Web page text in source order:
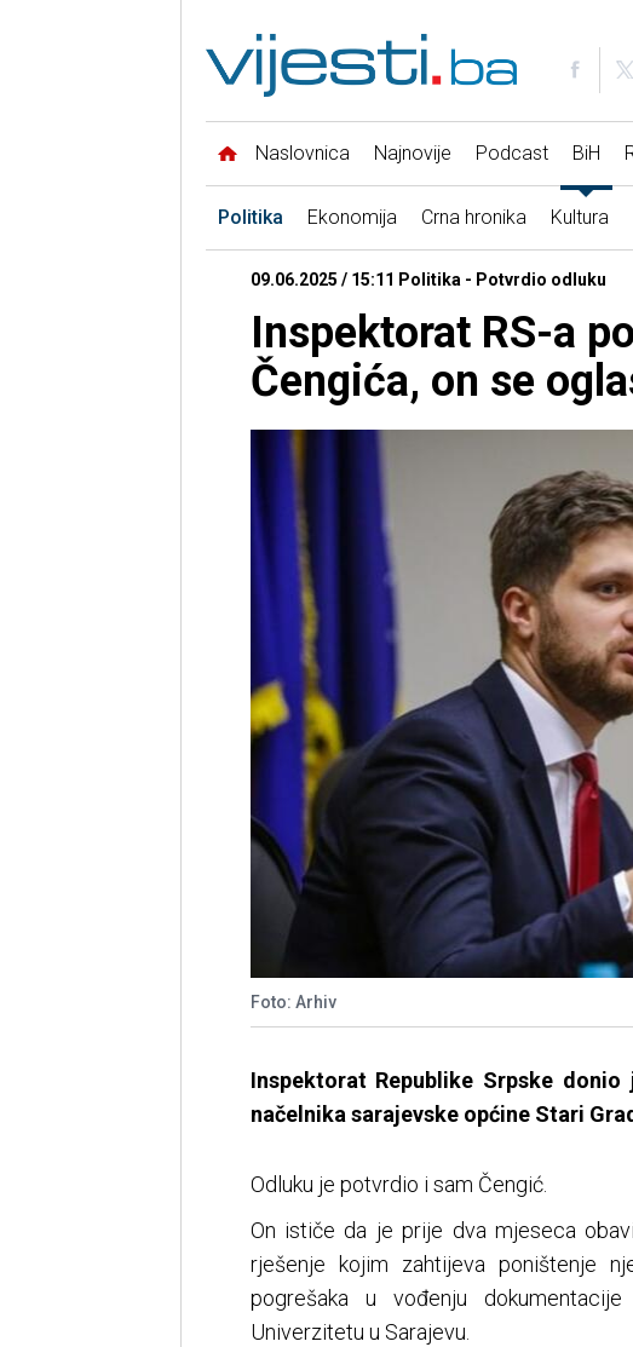
Naslovnica Najnovije Podcast BiH
Politika Ekonomija Crna hronika Kultura
09.06.2025 / 15:11 Politika - Potvrdio odluku
Inspektorat RS-a
Čengića, on se
Foto: Arhiv
Inspektorat Republike Srpske
načelnika sarajevske općine Stari
Odluku je potvrdio i sam Čengić.
On ističe da je prije dva mjeseca
rješenje kojim zahtijeva poništenje
pogrešaka u vođenju
Univerzitetu u Sarajevu.